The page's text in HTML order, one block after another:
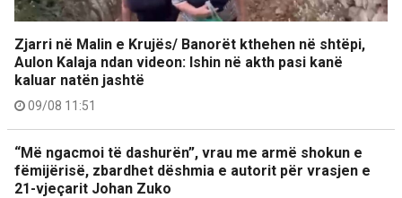
Zjarri në Malin e Krujës/ Banorët kthehen në shtëpi,
Aulon Kalaja ndan videon: Ishin në akth pasi kanë
kaluar natën jashtë
09/08 11:51
“Më ngacmoi të dashurën”, vrau me armë shokun e
fëmijërisë, zbardhet dëshmia e autorit për vrasjen e
21-vjeçarit Johan Zuko